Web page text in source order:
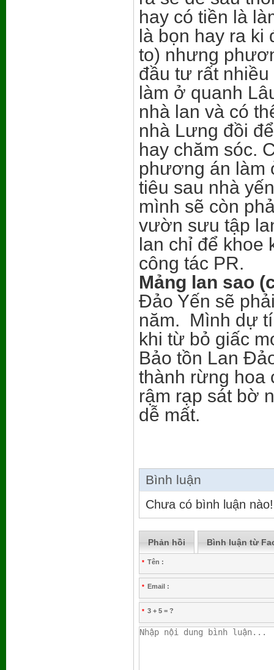
hay có tiền là
là bọn hay ra ki
to) nhưng
đầu tư rất
làm ở quanh
nhà lan và có
nhà Lưng đồi
hay chăm sóc.
phương án làm
tiêu sau nhà
mình sẽ còn
vườn sưu tập
lan chỉ để khoe
công tác PR.
Mảng lan sao
Đảo Yến sẽ
năm. Mình dự
khi từ bỏ giấc
Bảo tồn Lan
thành rừng hoa
rậm rạp sát bờ
dễ mất.
Bình luận
Chưa có bình luận nào!
Phản hồi Bình luận từ
* Tên :
* Email :
* 3 + 5 = ?